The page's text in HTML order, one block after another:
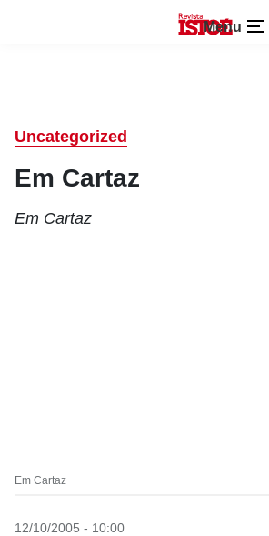
Menu
Uncategorized
Em Cartaz
Em Cartaz
Em Cartaz
12/10/2005 - 10:00